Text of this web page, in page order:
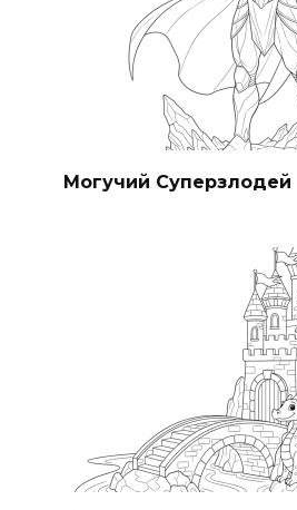
Могучий Суперзлодей